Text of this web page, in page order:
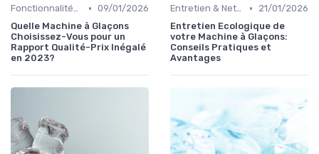
Fonctionnalités Clés • 09/01/2026
Quelle Machine à Glaçons
Choisissez-Vous pour un
Rapport Qualité-Prix Inégalé
en 2023?
Entretien & Nettoyage •
21/01/2026
Entretien Ecologique de
votre Machine à Glaçons:
Conseils Pratiques et
Avantages